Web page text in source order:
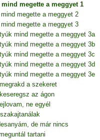
mind megette a meggyet 1
megette a meggyet 2
megette a meggyet 3
mind megette a meggyet 3a
mind megette a meggyet 3b
mind megette a meggyet 3c
mind megette a meggyet 3d
mind megette a meggyet 3e
a szekeret
az ágon
ne egyél
de már nincs
tartani